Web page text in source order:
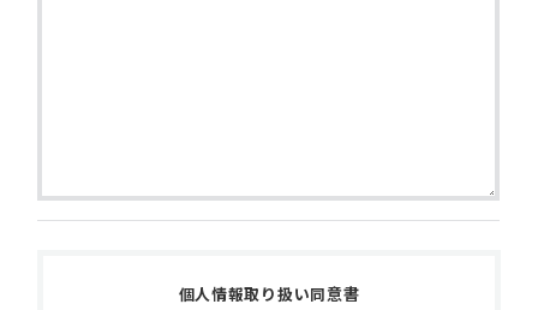
個人情報取り扱い同意書